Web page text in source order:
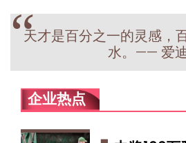
“天才是百分之一的灵感，
水。—— 爱
企业热点